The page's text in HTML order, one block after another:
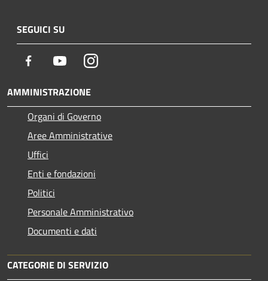
SEGUICI SU
Facebook YoutubeInstagram
AMMINISTRAZIONE
Organi di Governo
Aree Amministrative
Uffici
Enti e fondazioni
Politici
Personale Amministrativo
Documenti e dati
CATEGORIE DI SERVIZIO